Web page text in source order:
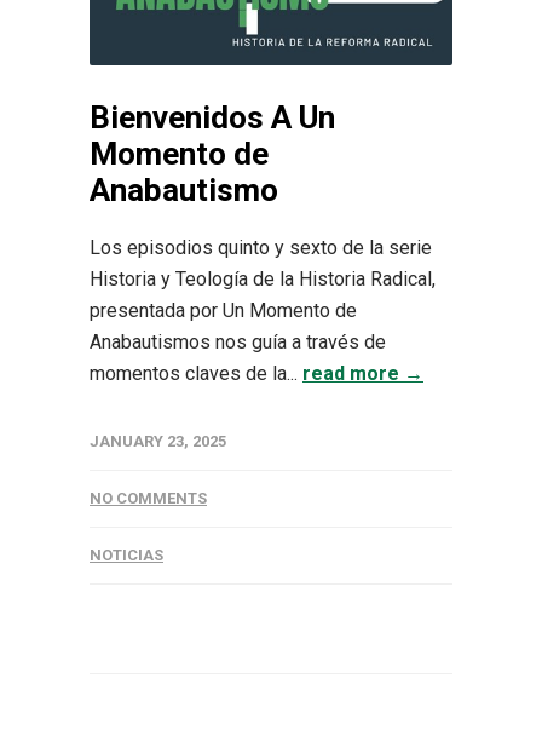
Bienvenidos A Un
Momento de
Anabautismo
Los episodios quinto y sexto de la serie
Historia y Teología de la Historia Radical,
presentada por Un Momento de
Anabautismos nos guía a través de
momentos claves de la... read more →
JANUARY 23, 2025
NO COMMENTS
NOTICIAS